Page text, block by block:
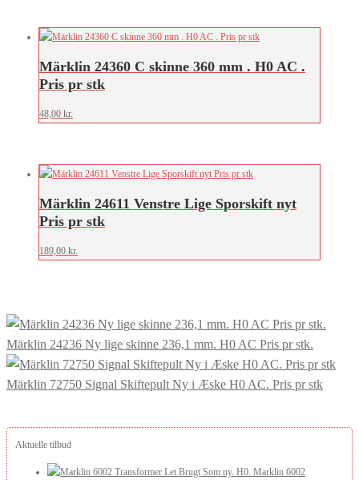
Märklin 24360 C skinne 360 mm . H0 AC .
Pris pr stk
48,00 kr.
Märklin 24611 Venstre Lige Sporskift nyt
Pris pr stk
189,00 kr.
Märklin 24236 Ny lige skinne 236,1 mm. H0 AC Pris pr stk.
Märklin 72750 Signal Skiftepult Ny i Æske H0 AC. Pris pr stk
Aktuelle tilbud
Marklin 6002